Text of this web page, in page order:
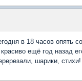
в 18 часов опять
ещё год назад
шарики,